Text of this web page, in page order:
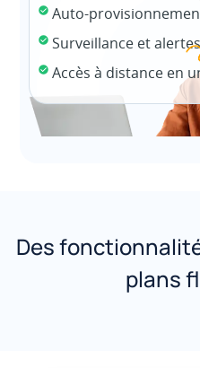
Auto-
Surveillance et
Accès à distance en
Des
plans